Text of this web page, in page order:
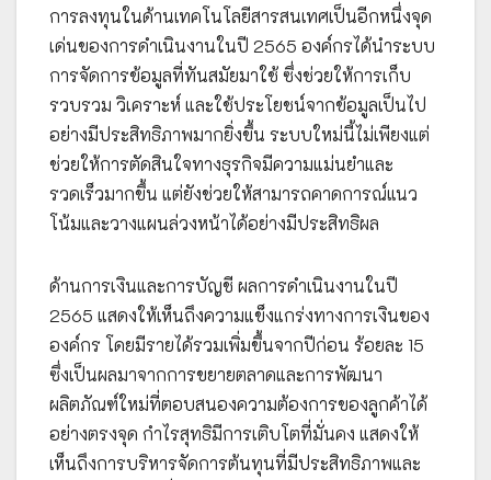
การลงทุนในด้านเทคโนโลยีสารสนเทศเป็นอีกหนึ่งจุด
เด่นของการดำเนินงานในปี 2565 องค์กรได้นำระบบ
การจัดการข้อมูลที่ทันสมัยมาใช้ ซึ่งช่วยให้การเก็บ
รวบรวม วิเคราะห์ และใช้ประโยชน์จากข้อมูลเป็นไป
อย่างมีประสิทธิภาพมากยิ่งขึ้น ระบบใหม่นี้ไม่เพียงแต่
ช่วยให้การตัดสินใจทางธุรกิจมีความแม่นยำและ
รวดเร็วมากขึ้น แต่ยังช่วยให้สามารถคาดการณ์แนว
โน้มและวางแผนล่วงหน้าได้อย่างมีประสิทธิผล
ด้านการเงินและการบัญชี ผลการดำเนินงานในปี
2565 แสดงให้เห็นถึงความแข็งแกร่งทางการเงินของ
องค์กร โดยมีรายได้รวมเพิ่มขึ้นจากปีก่อน ร้อยละ 15
ซึ่งเป็นผลมาจากการขยายตลาดและการพัฒนา
ผลิตภัณฑ์ใหม่ที่ตอบสนองความต้องการของลูกค้าได้
อย่างตรงจุด กำไรสุทธิมีการเติบโตที่มั่นคง แสดงให้
เห็นถึงการบริหารจัดการต้นทุนที่มีประสิทธิภาพและ